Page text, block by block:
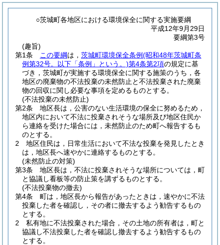
○茨城町各地区における環境保全に関する実施要綱
平成12年9月29日
要綱第3号
(趣旨)
第1条
この要綱は， 茨城町環境保全条例(昭和48年茨城町条
例第32号。以下「条例」という。)第4条第2項の規定に基
づき，茨城町が実施する環境保全に関する施策のうち，各
地区の廃棄物の不法投棄の未然防止と不法投棄された廃棄
物の回収に関し必要な事項を定めるものとする。
(不法投棄の未然防止)
第2条
地区長は，公害のない生活環境の保全に努めるため，
地区内において不法に投棄されそうな場所及び地区住民か
ら連絡を受けた場合には，未然防止のため町へ報告するも
のとする。
2
地区住民は，日常生活において不法な投棄を発見したとき
は，地区長へ速やかに連絡するものとする。
(未然防止の対策)
第3条
地区長は，不法に投棄されそうな場所については，町
と協議し看板等の防止策を講ずるものとする。
(不法投棄物の撤去)
第4条
町は，地区長から報告があったときは，速やかに不法
投棄した者を確認し，その者に撤去するよう勧告するもの
とする。
2
私有地に不法投棄された場合，その土地の所有者は，町と
協議し不法投棄した者を確認し撤去するよう勧告するもの
とする。